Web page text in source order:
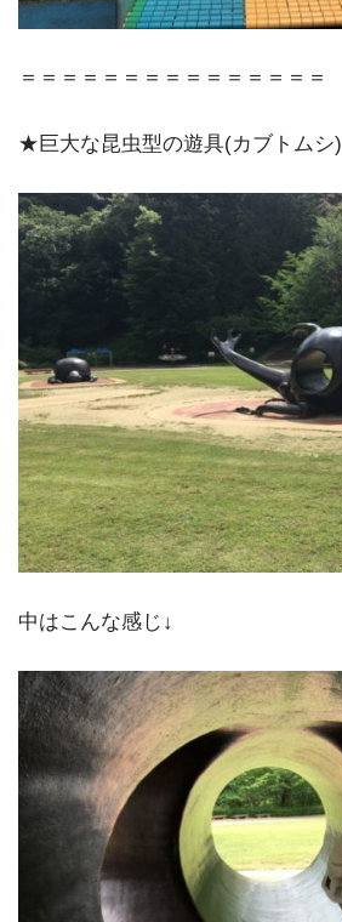
＝＝＝＝＝＝＝＝＝＝＝＝＝＝＝
★巨大な昆虫型の遊具(カブトムシ)
中はこんな感じ↓